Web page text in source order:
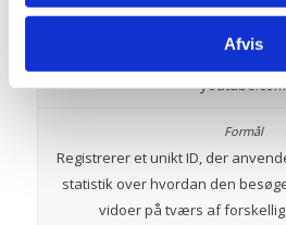
Afvis
PREF
youtube.com
Registrerer et unikt ID, der
statistik over hvordan den
vidoer på tværs af